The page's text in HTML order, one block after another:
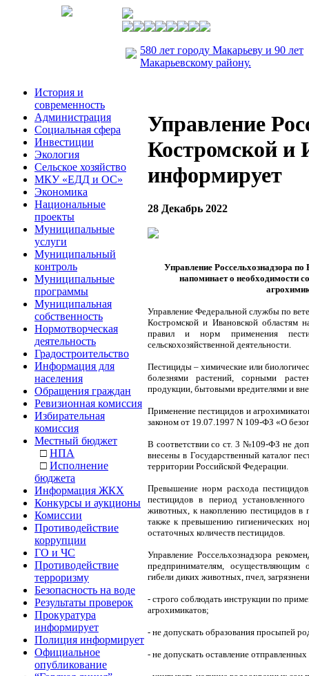
580 лет городу Макарьеву и 90 лет
Макарьевскому району.
История и
современность
Администрация
Социальная сфера
Инвестиции
Экология
Сельское хозяйство
МКУ «ЕДД и ОС»
Экономика
Национальные
проекты
Муниципальные
услуги
Муниципальный
контроль
Муниципальные
программы
Муниципальная
собственность
Нормотворческая
деятельность
Градостроительство
Информация для
населения
Обращения граждан
Ревизионная комиссия
Избирательная
комиссия
Местный бюджет
□ НПА
□ Исполнение
бюджета
Информация ЖКХ
Конкурсы и аукционы
Комиссии
Противодействие
коррупции
ГО и ЧС
Противодействие
терроризму
Безопасность на воде
Результаты проверок
Прокуратура
информирует
Полиция информирует
Официальное
опубликование
Управление
Костромской и
информирует
28 Декабрь 2022
Управление Россельхознадзора
напоминает о необходимости
Управление Федеральной службы по
Костромской и Ивановской областям
правил и норм применения
сельскохозяйственной деятельности.
Пестициды – химические или
болезнями растений, сорными
продукции, бытовыми вредителями и
Применение пестицидов и
законом от 19.07.1997 N 109-ФЗ «О
В соответствии со ст. 3 №109-ФЗ не
внесены в Государственный каталог
территории Российской Федерации.
Превышение норм расхода
пестицидов в период
животных, к накоплению пестицидов в
также к превышению гигиенических
остаточных количеств пестицидов.
Управление Россельхознадзора
предпринимателям, осуществляющим
гибели диких животных, пчел,
- строго соблюдать инструкции по
агрохимикатов;
- не допускать образования просыпей
- не допускать оставление